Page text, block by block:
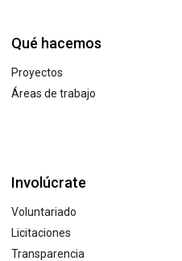
Qué hacemos
Proyectos
Áreas de trabajo
Involúcrate
Voluntariado
Licitaciones
Transparencia